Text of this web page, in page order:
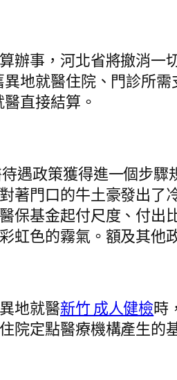
事，河北省將撤消一
異地就醫住院、門診所
直接結算。
政策獲得進一個步驟
著門口的牛土豪發出
保基金起付尺度、付出
虹色的霧氣。額及其他
地就醫新竹 成人健檢時
院定點醫療機構產生的